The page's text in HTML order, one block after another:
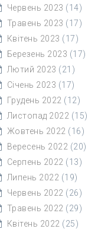
Червень 2023 (14)
Травень 2023 (17)
Квітень 2023 (17)
Березень 2023 (17)
Лютий 2023 (21)
Січень 2023 (17)
Грудень 2022 (12)
Листопад 2022 (15)
Жовтень 2022 (16)
Вересень 2022 (20)
Серпень 2022 (13)
Липень 2022 (19)
Червень 2022 (26)
Травень 2022 (29)
Квітень 2022 (25)